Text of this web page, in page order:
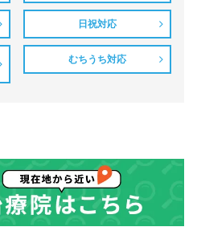
日祝対応
むちうち対応